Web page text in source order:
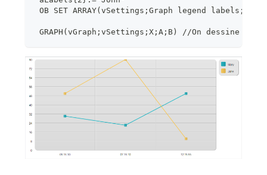
OB SET ARRAY(vSettings;Graph legend
GRAPH(vGraph;vSettings;X;A;B) //On dessine le